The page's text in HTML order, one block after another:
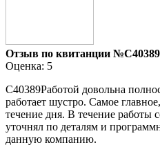
Отзыв по квитанции №C40389
Оценка: 5
C40389Работой довольна
работает шустро. Самое
течение дня. В течение работы
уточнял по деталям и
данную компанию.